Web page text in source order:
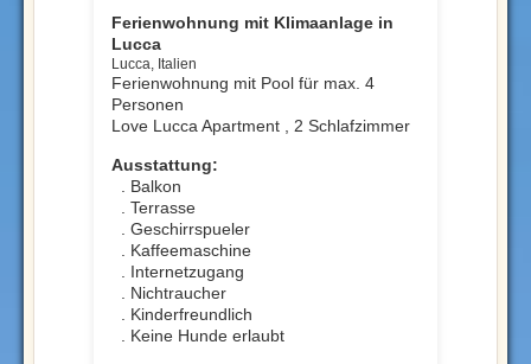
Ferienwohnung mit Klimaanlage in
Lucca
Lucca, Italien
Ferienwohnung mit Pool für max. 4
Personen
Love Lucca Apartment , 2 Schlafzimmer
Ausstattung:
. Balkon
. Terrasse
. Geschirrspueler
. Kaffeemaschine
. Internetzugang
. Nichtraucher
. Kinderfreundlich
. Keine Hunde erlaubt